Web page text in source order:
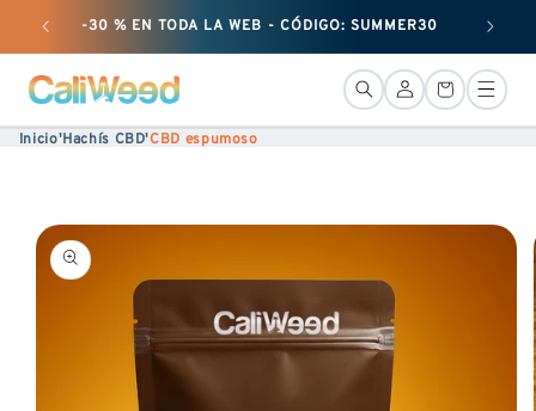
Ignorar
y pasar
al
contenido
-30 % EN TODA LA WEB - CÓDIGO: SUMMER30 + 50
ConexiónCesta
Inicio'Hachís CBD'CBD espumoso
Ir a la
información
producto